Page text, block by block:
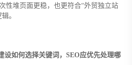
性堆页面更稳，也更符合“外贸独立站
。
设如何选择关键词，SEO应优先处理哪